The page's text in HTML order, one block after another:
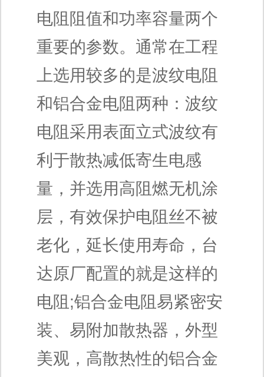
电阻阻值和功率容量两个
重要的参数。通常在工程
上选用较多的是波纹电阻
和铝合金电阻两种：波纹
电阻采用表面立式波纹有
利于散热减低寄生电感
量，并选用高阻燃无机涂
层，有效保护电阻丝不被
老化，延长使用寿命，台
达原厂配置的就是这样的
电阻;铝合金电阻易紧密安
装、易附加散热器，外型
美观，高散热性的铝合金